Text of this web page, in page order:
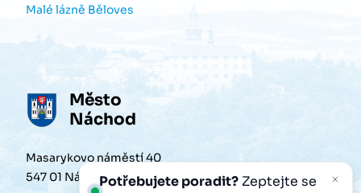
Malé lázně Běloves
Město
Náchod
Masarykovo náměstí 40
547 01 NáchodPotřebujete poradit?Zeptejte se